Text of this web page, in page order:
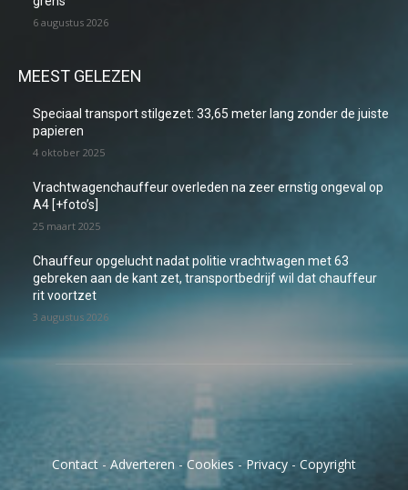
6 augustus 2026
MEEST GELEZEN
Speciaal transport stilgezet: 33,65 meter lang zonder de juiste
papieren
4 oktober 2025
Vrachtwagenchauffeur overleden na zeer ernstig ongeval op
A4 [+foto’s]
25 maart 2025
Chauffeur opgelucht nadat politie vrachtwagen met 63
gebreken aan de kant zet, transportbedrijf wil dat chauffeur
rit voortzet
3 augustus 2026
Contact - Adverteren - Cookies - Privacy - Copyright